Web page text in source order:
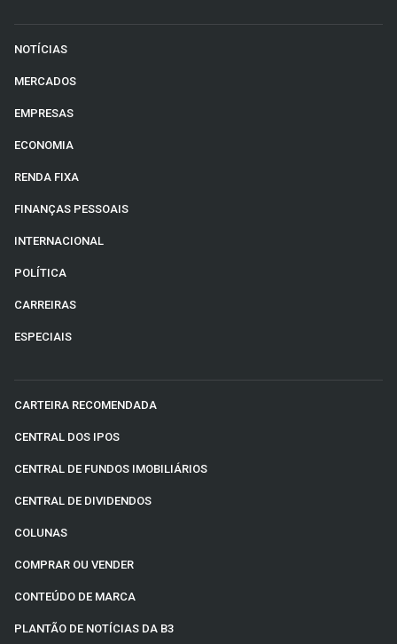
NOTÍCIAS
MERCADOS
EMPRESAS
ECONOMIA
RENDA FIXA
FINANÇAS PESSOAIS
INTERNACIONAL
POLÍTICA
CARREIRAS
ESPECIAIS
CARTEIRA RECOMENDADA
CENTRAL DOS IPOS
CENTRAL DE FUNDOS IMOBILIÁRIOS
CENTRAL DE DIVIDENDOS
COLUNAS
COMPRAR OU VENDER
CONTEÚDO DE MARCA
PLANTÃO DE NOTÍCIAS DA B3